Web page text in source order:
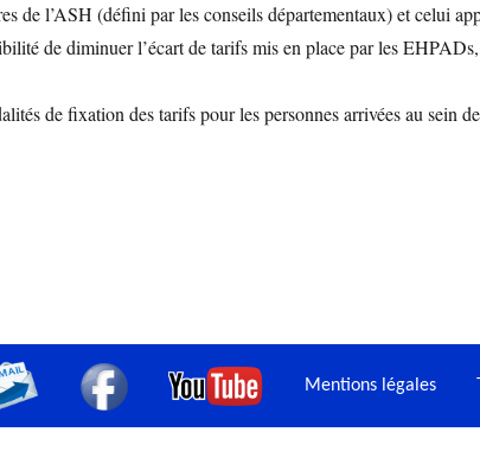
de l’ASH (défini par les conseils départementaux) et celui
de diminuer l’écart de tarifs mis en place par les
de fixation des tarifs pour les personnes arrivées au sein
Mentions légales